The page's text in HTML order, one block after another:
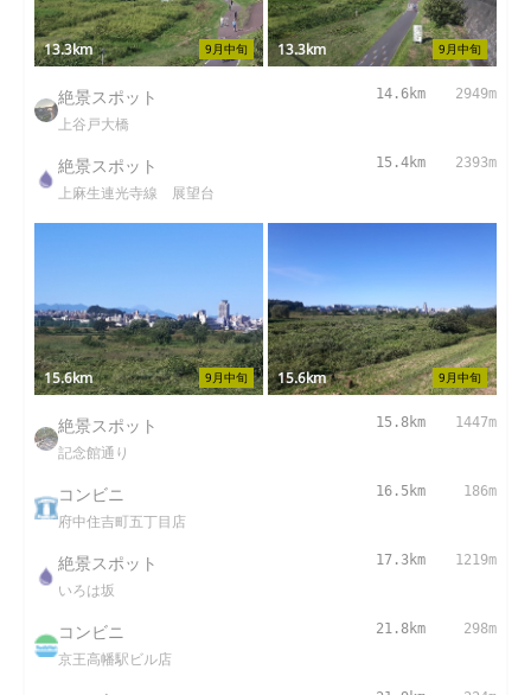
9月中旬
13.3km 9月中旬
13.3km
絶景スポット
上谷戸大橋
14.6km 2949m
絶景スポット
上麻生連光寺線 展望台
15.4km 2393m
9月中旬
15.6km 9月中旬
15.6km
絶景スポット
記念館通り
15.8km 1447m
コンビニ
府中住吉町五丁目店
16.5km 186m
絶景スポット
いろは坂
17.3km 1219m
コンビニ
京王高幡駅ビル店
21.8km 298m